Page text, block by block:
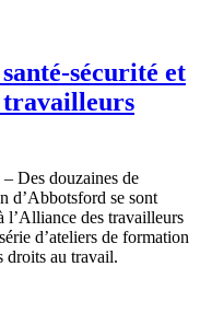
sécurité et
Des douzaines de
d’Abbotsford se sont
l’Alliance des travailleurs
d’ateliers de formation
droits au travail.